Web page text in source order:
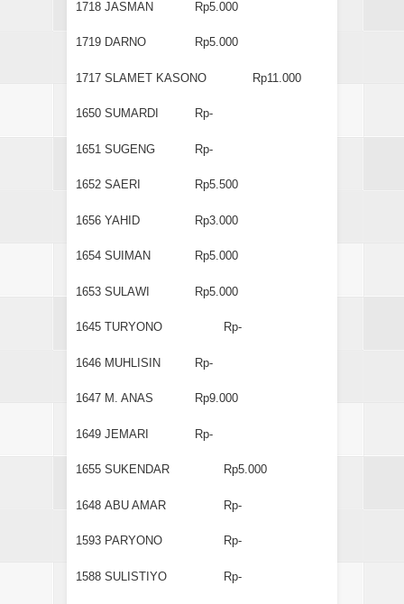
1718 JASMAN Rp5.000
1719 DARNO Rp5.000
1717 SLAMET KASONO Rp11.000
1650 SUMARDI Rp-
1651 SUGENG Rp-
1652 SAERI Rp5.500
1656 YAHID Rp3.000
1654 SUIMAN Rp5.000
1653 SULAWI Rp5.000
1645 TURYONO Rp-
1646 MUHLISIN Rp-
1647 M. ANAS Rp9.000
1649 JEMARI Rp-
1655 SUKENDAR Rp5.000
1648 ABU AMAR Rp-
1593 PARYONO Rp-
1588 SULISTIYO Rp-